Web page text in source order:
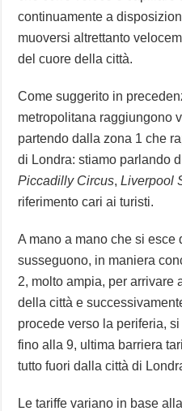
continuamente a
muoversi altrettanto
del cuore della città.
Come suggerito in
metropolitana raggiungono
partendo dalla zona 1 che
di Londra: stiamo parlando
Piccadilly Circus,Liverpool
riferimento cari ai turisti.
A mano a mano che si esce
susseguono, in maniera
2, molto ampia, per arrivare
della città e
procede verso la periferia,
fino alla 9, ultima barriera
tutto fuori dalla città di
Le tariffe variano in base